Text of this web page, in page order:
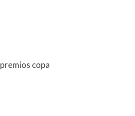
premios copa